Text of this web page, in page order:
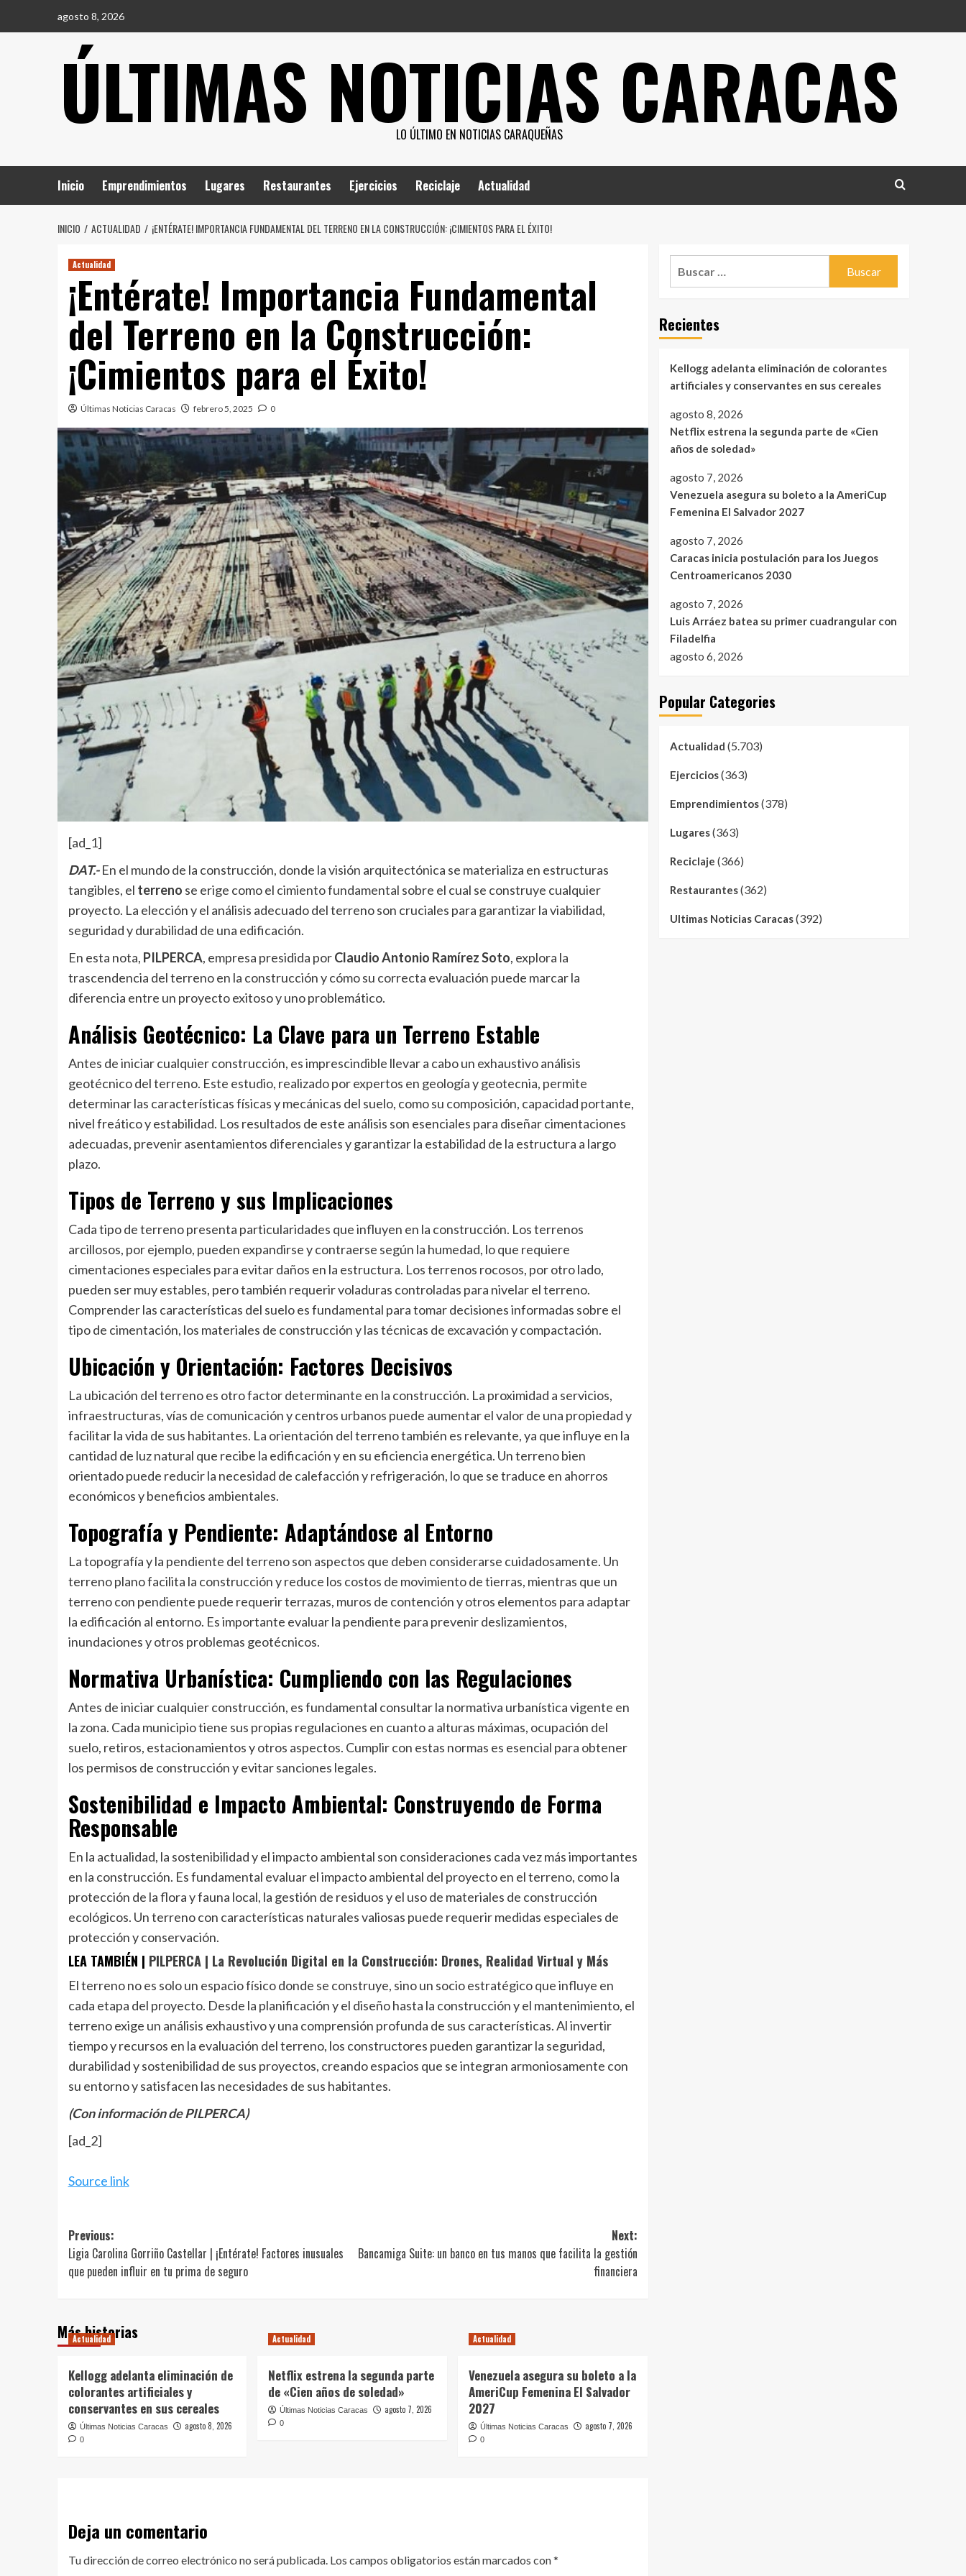
agosto 8, 2026
ÚLTIMAS NOTICIAS CARACAS
LO ÚLTIMO EN NOTICIAS CARAQUEÑAS
Inicio Emprendimientos Lugares Restaurantes Ejercicios Reciclaje Actualidad
INICIO ACTUALIDAD ¡ENTÉRATE! IMPORTANCIA FUNDAMENTAL DEL TERRENO EN LA CONSTRUCCIÓN: ¡CIMIENTOS PARA EL ÉXITO!
Actualidad
¡Entérate! Importancia Fundamental
del Terreno en la Construcción:
¡Cimientos para el Éxito!
Últimas Noticias Caracas febrero 5, 2025 0
[ad_1]
DAT.-En el mundo de la construcción, donde la visión arquitectónica se materializa en estructuras
tangibles, el terreno se erige como el cimiento fundamental sobre el cual se construye cualquier
proyecto. La elección y el análisis adecuado del terreno son cruciales para garantizar la viabilidad,
seguridad y durabilidad de una edificación.
En esta nota, PILPERCA, empresa presidida porClaudio Antonio Ramírez Soto, explora la
trascendencia del terreno en la construcción y cómo su correcta evaluación puede marcar la
diferencia entre un proyecto exitoso y uno problemático.
Análisis Geotécnico: La Clave para un Terreno Estable
Antes de iniciar cualquier construcción, es imprescindible llevar a cabo un exhaustivo análisis
geotécnico del terreno. Este estudio, realizado por expertos en geología y geotecnia, permite
determinar las características físicas y mecánicas del suelo, como su composición, capacidad portante,
nivel freático y estabilidad. Los resultados de este análisis son esenciales para diseñar cimentaciones
adecuadas, prevenir asentamientos diferenciales y garantizar la estabilidad de la estructura a largo
plazo.
Tipos de Terreno y sus Implicaciones
Cada tipo de terreno presenta particularidades que influyen en la construcción. Los terrenos
arcillosos, por ejemplo, pueden expandirse y contraerse según la humedad, lo que requiere
cimentaciones especiales para evitar daños en la estructura. Los terrenos rocosos, por otro lado,
pueden ser muy estables, pero también requerir voladuras controladas para nivelar el terreno.
Comprender las características del suelo es fundamental para tomar decisiones informadas sobre el
tipo de cimentación, los materiales de construcción y las técnicas de excavación y compactación.
Ubicación y Orientación: Factores Decisivos
La ubicación del terreno es otro factor determinante en la construcción. La proximidad a servicios,
infraestructuras, vías de comunicación y centros urbanos puede aumentar el valor de una propiedad y
facilitar la vida de sus habitantes. La orientación del terreno también es relevante, ya que influye en la
cantidad de luz natural que recibe la edificación y en su eficiencia energética. Un terreno bien
orientado puede reducir la necesidad de calefacción y refrigeración, lo que se traduce en ahorros
económicos y beneficios ambientales.
Topografía y Pendiente: Adaptándose al Entorno
La topografía y la pendiente del terreno son aspectos que deben considerarse cuidadosamente. Un
terreno plano facilita la construcción y reduce los costos de movimiento de tierras, mientras que un
terreno con pendiente puede requerir terrazas, muros de contención y otros elementos para adaptar
la edificación al entorno. Es importante evaluar la pendiente para prevenir deslizamientos,
inundaciones y otros problemas geotécnicos.
Normativa Urbanística: Cumpliendo con las Regulaciones
Antes de iniciar cualquier construcción, es fundamental consultar la normativa urbanística vigente en
la zona. Cada municipio tiene sus propias regulaciones en cuanto a alturas máximas, ocupación del
suelo, retiros, estacionamientos y otros aspectos. Cumplir con estas normas es esencial para obtener
los permisos de construcción y evitar sanciones legales.
Sostenibilidad e Impacto Ambiental: Construyendo de Forma
Responsable
En la actualidad, la sostenibilidad y el impacto ambiental son consideraciones cada vez más importantes
en la construcción. Es fundamental evaluar el impacto ambiental del proyecto en el terreno, como la
protección de la flora y fauna local, la gestión de residuos y el uso de materiales de construcción
ecológicos. Un terreno con características naturales valiosas puede requerir medidas especiales de
protección y conservación.
LEA TAMBIÉN | PILPERCA | La Revolución Digital en la Construcción: Drones, Realidad Virtual y Más
El terreno no es solo un espacio físico donde se construye, sino un socio estratégico que influye en
cada etapa del proyecto. Desde la planificación y el diseño hasta la construcción y el mantenimiento, el
terreno exige un análisis exhaustivo y una comprensión profunda de sus características. Al invertir
tiempo y recursos en la evaluación del terreno, los constructores pueden garantizar la seguridad,
durabilidad y sostenibilidad de sus proyectos, creando espacios que se integran armoniosamente con
su entorno y satisfacen las necesidades de sus habitantes.
(Con información de PILPERCA)
[ad_2]
Source link
Post
navigation
Previous:
Ligia Carolina Gorriño Castellar | ¡Entérate! Factores inusuales
que pueden influir en tu prima de seguro
Next:
Bancamiga Suite: un banco en tus manos que facilita la gestión
financiera
Más historias
Actualidad
Kellogg adelanta eliminación de
colorantes artificiales y
conservantes en sus cereales
Últimas Noticias Caracas agosto 8, 2026
0
Actualidad
Netflix estrena la segunda parte
de «Cien años de soledad»
Últimas Noticias Caracas agosto 7, 2026
0
Actualidad
Venezuela asegura su boleto a la
AmeriCup Femenina El Salvador
2027
Últimas Noticias Caracas agosto 7, 2026
0
Deja un comentario
Tu dirección de correo electrónico no será publicada. Los campos obligatorios están marcados con*
Recientes
Kellogg adelanta eliminación de colorantes
artificiales y conservantes en sus cereales
agosto 8, 2026
Netflix estrena la segunda parte de «Cien
años de soledad»
agosto 7, 2026
Venezuela asegura su boleto a la AmeriCup
Femenina El Salvador 2027
agosto 7, 2026
Caracas inicia postulación para los Juegos
Centroamericanos 2030
agosto 7, 2026
Luis Arráez batea su primer cuadrangular con
Filadelfia
agosto 6, 2026
Popular Categories
Actualidad (5.703)
Ejercicios(363)
Emprendimientos(378)
Lugares(363)
Reciclaje (366)
Restaurantes(362)
Ultimas Noticias Caracas(392)